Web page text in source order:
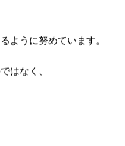
ように努めています。
はなく、